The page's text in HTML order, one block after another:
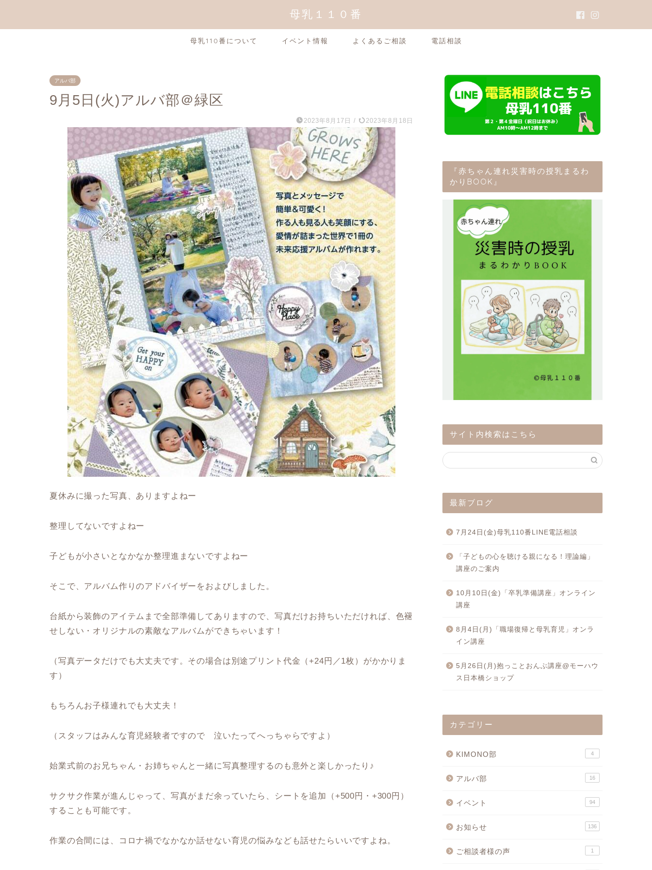
母乳１１０番
母乳110番について イベント情報 よくあるご相談 電話相談
アルバ部
9月5日(火)アルバ部＠緑区
2023年8月17日 / 2023年8月18日
夏休みに撮った写真、ありますよねー
整理してないですよねー
子どもが小さいとなかなか整理進まないですよねー
そこで、アルバム作りのアドバイザーをおよびしました。
台紙から装飾のアイテムまで全部準備してありますので、写真だけお持ちいただければ、色褪
せしない・オリジナルの素敵なアルバムができちゃいます！
（写真データだけでも大丈夫です。その場合は別途プリント代金（+24円／1枚）がかかりま
す）
もちろんお子様連れでも大丈夫！
（スタッフはみんな育児経験者ですので 泣いたってへっちゃらですよ）
始業式前のお兄ちゃん・お姉ちゃんと一緒に写真整理するのも意外と楽しかったり♪
サクサク作業が進んじゃって、写真がまだ余っていたら、シートを追加（+500円・+300円）
することも可能です。
作業の合間には、コロナ禍でなかなか話せない育児の悩みなども話せたらいいですよね。
『赤ちゃん連れ災害時の授乳まるわ
かりBOOK』
サイト内検索はこちら
最新ブログ
7月24日(金)母乳110番LINE電話相談
「子どもの心を聴ける親になる！理論編」
講座のご案内
10月10日(金)「卒乳準備講座」オンライン
講座
8月4日(月)「職場復帰と母乳育児」オンラ
イン講座
5月26日(月)抱っことおんぶ講座@モーハウ
ス日本橋ショップ
カテゴリー
KIMONO部 4
アルバ部 16
イベント 94
お知らせ 136
ご相談者様の声 1